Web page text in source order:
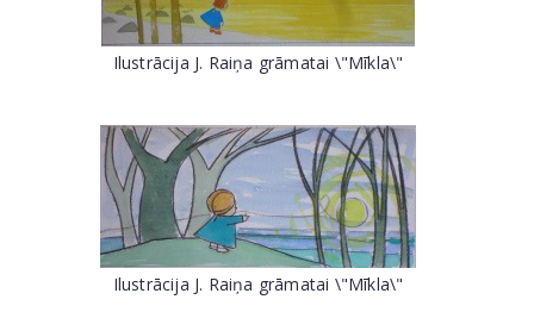
Ilustrācija J. Raiņa grāmatai \"Mīkla\"
Ilustrācija J. Raiņa grāmatai \"Mīkla\"